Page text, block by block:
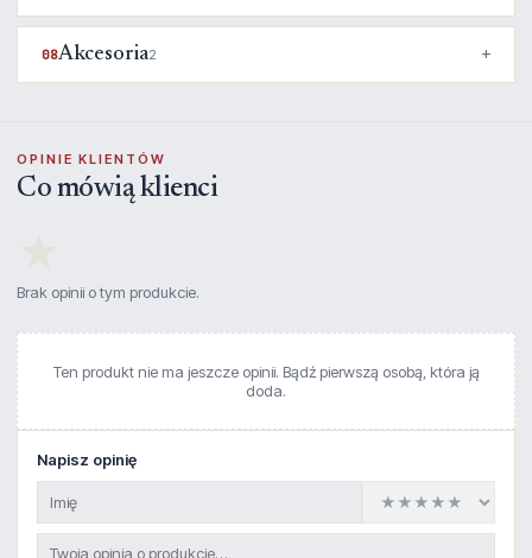
08Akcesoria2
OPINIE KLIENTÓW
Co mówią klienci
Brak opinii o tym produkcie.
Ten produkt nie ma jeszcze opinii. Bądź pierwszą osobą, która ją
doda.
Napisz opinię